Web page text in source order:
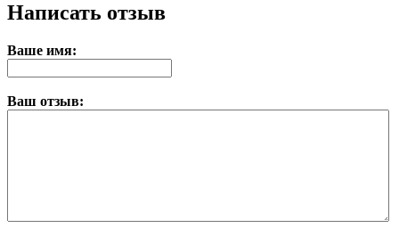
Написать отзыв
Ваше имя:
Ваш отзыв: